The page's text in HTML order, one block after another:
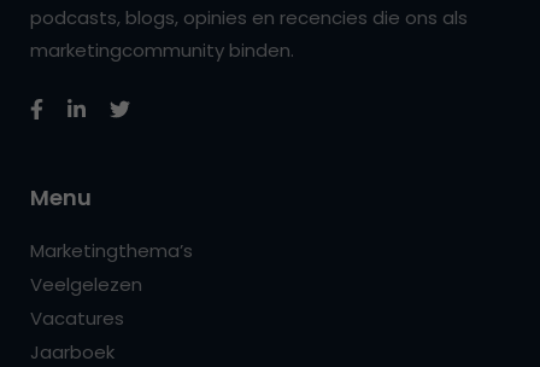
podcasts, blogs, opinies en recencies die ons als
marketingcommunity binden.
Menu
Marketingthema’s
Veelgelezen
Vacatures
Jaarboek